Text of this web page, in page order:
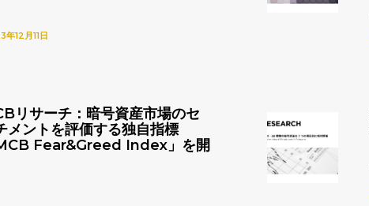
12月11日
リサーチ：暗号資産市場のセ
メントを評価する独自指標
Fear&Greed Index」を開